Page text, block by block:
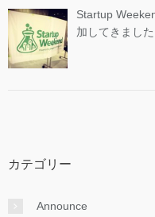
Startup
加してきました
カテゴリー
Announce